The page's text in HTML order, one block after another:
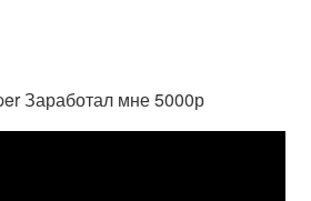
Заработал мне 5000р